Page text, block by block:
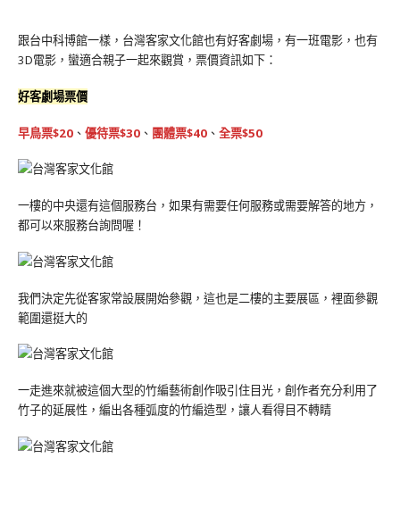
跟台中科博館一樣，台灣客家文化館也有好客劇場，有一班電影，也有
3D電影，蠻適合親子一起來觀賞，票價資訊如下：
好客劇場票價
早鳥票$20 、 優待票$30 、 團體票$40 、 全票$50
一樓的中央還有這個服務台，如果有需要任何服務或需要解答的地方，
都可以來服務台詢問喔！
我們決定先從客家常設展開始參觀，這也是二樓的主要展區，裡面參觀
範圍還挺大的
一走進來就被這個大型的竹編藝術創作吸引住目光，創作者充分利用了
竹子的延展性，編出各種弧度的竹編造型，讓人看得目不轉睛